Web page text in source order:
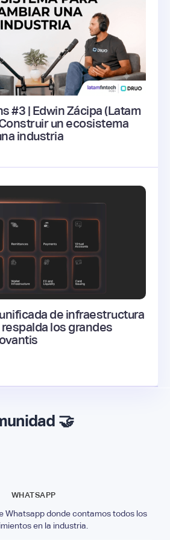
#3 | Edwin Zácipa (Latam
un ecosistema
industria
de infraestructura
los grandes
🤝
WHATSAPP
Whatsapp donde contamos todos los
en la industria.